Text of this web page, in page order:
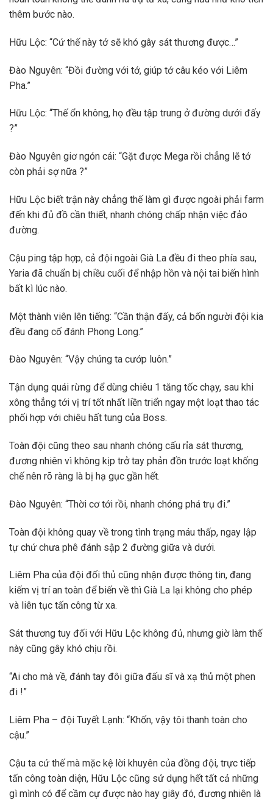
thêm bước nào.
Hữu Lộc: “Cứ thế này tớ sẽ khó gây sát thương được…”
Đào Nguyên: “Đồi đường với tớ, giúp tớ câu kéo với Liêm
Pha.”
Hữu Lộc: “Thế ổn không, họ đều tập trung ở đường dưới đấy
?”
Đào Nguyên giơ ngón cái: “Gặt được Mega rồi chẳng lẽ tớ
còn phải sợ nữa ?”
Hữu Lộc biết trận này chẳng thế làm gì được ngoài phải farm
đến khi đủ đồ cần thiết, nhanh chóng chấp nhận việc đảo
đường.
Cậu ping tập hợp, cả đội ngoài Già La đều đi theo phía sau,
Yaria đã chuẩn bị chiều cuối để nhập hồn và nội tai biến hình
bất kì lúc nào.
Một thành viên lên tiếng: “Cần thận đấy, cả bốn người đội kia
đều đang cố đánh Phong Long.”
Đào Nguyên: “Vậy chúng ta cướp luôn.”
Tận dụng quái rừng để dùng chiêu 1 tăng tốc chạy, sau khi
xông thẳng tới vị trí tốt nhất liền triển ngay một loạt thao tác
phối hợp với chiêu hất tung của Boss.
Toàn đội cũng theo sau nhanh chóng cấu rỉa sát thương,
đương nhiên vì không kịp trở tay phản đồn trước loạt khống
chế nên rõ ràng là bị hạ gục gần hết.
Đào Nguyên: “Thời cơ tới rồi, nhanh chóng phá trụ đi.”
Toàn đội không quay về trong tình trạng máu thấp, ngay lập
tự chứ chưa phê đánh sập 2 đường giữa và dưới.
Liêm Pha của đội đối thủ cũng nhận được thông tin, đang
kiếm vị trí an toàn để biến về thì Già La lại không cho phép
và liên tục tấn công từ xa.
Sát thương tuy đối với Hữu Lộc không đủ, nhưng giờ làm thế
này cũng gây khó chịu rồi.
“Ai cho mà về, đánh tay đôi giữa đấu sĩ và xạ thủ một phen
đi !”
Liêm Pha – đội Tuyết Lạnh: “Khốn, vậy tôi thanh toàn cho
cậu.”
Cậu ta cứ thế mà mặc kệ lời khuyên của đồng đội, trực tiếp
tấn công toàn diện, Hữu Lộc cũng sử dụng hết tất cả những
gì mình có để cầm cự được nào hay giây đó, đương nhiên là